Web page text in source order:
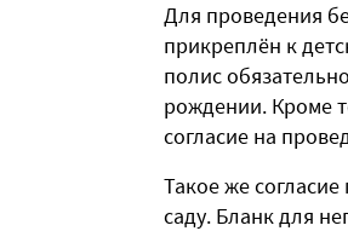
Для проведения
прикреплён к
полис
рождении. Кроме
согласие на
Такое же
саду. Бланк для